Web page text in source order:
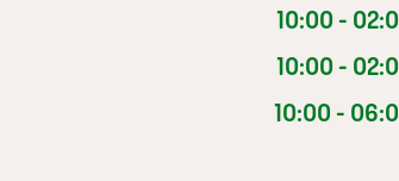
10:00 -
10:00 -
10:00 -